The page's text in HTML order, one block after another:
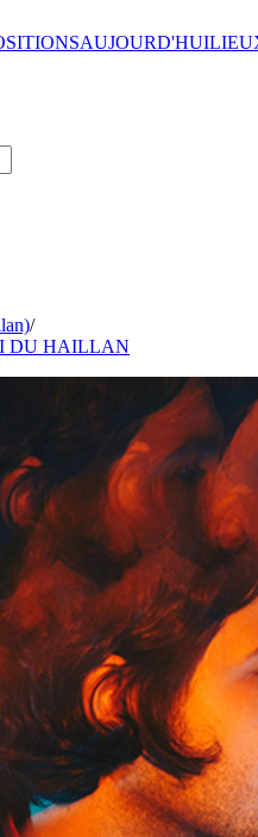
AUJOURD'HUI
/
DU HAILLAN